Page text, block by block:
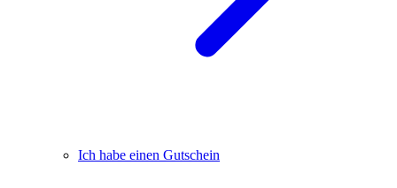
Ich habe einen Gutschein